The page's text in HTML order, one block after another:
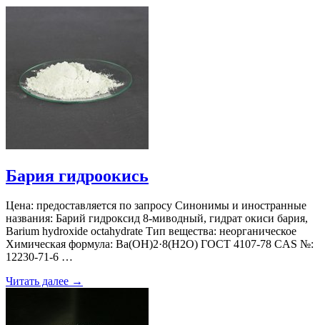
Бария гидроокись
Цена: предоставляется по запросу Синонимы и иностранные
названия: Барий гидроксид 8-миводный, гидрат окиси бария,
Barium hydroxide octahydrate Тип вещества: неорганическое
Химическая формула: Ba(OH)2·8(H2O) ГОСТ 4107-78 CAS №:
12230-71-6 …
Читать далее →